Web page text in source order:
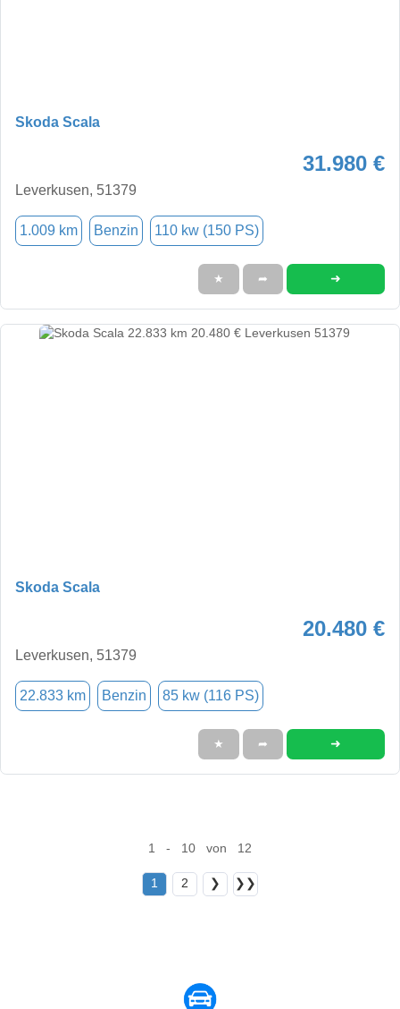
Skoda Scala
31.980 €
Leverkusen, 51379
1.009 km Benzin 110 kw (150 PS)
★ ➦ ➜
Skoda Scala
20.480 €
Leverkusen, 51379
22.833 km Benzin 85 kw (116 PS)
★ ➦ ➜
1 - 10 von 12
1 2 ❯ ❯❯